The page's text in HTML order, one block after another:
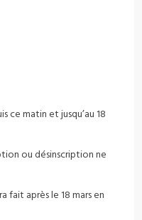
ce matin et jusqu’au 18
ou désinscription ne
fait après le 18 mars en